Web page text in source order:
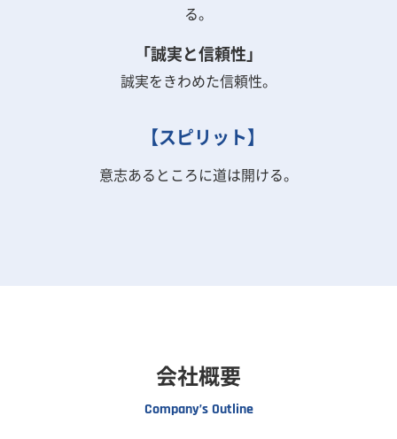
る。
「誠実と信頼性」
誠実をきわめた信頼性。
【スピリット】
意志あるところに道は開ける。
会社概要
Company’s Outline